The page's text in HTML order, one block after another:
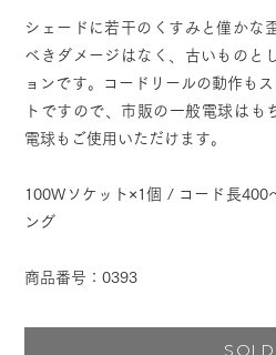
シェードに若干のくすみと僅かな
べきダメージはなく、古いものと
ョンです。コードリールの動作も
トですので、市販の一般電球はも
電球もご使用いただけます。
100Wソケット×1個 / コード長400
ング
商品番号：0393
SOLD